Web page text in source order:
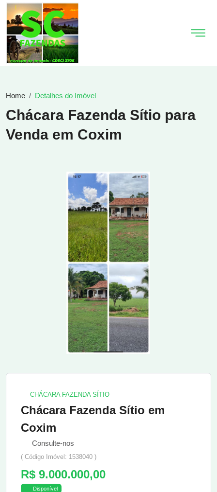
Home Detalhes do Imóvel
Chácara Fazenda Sítio para
Venda em Coxim
CHÁCARA FAZENDA SÍTIO
Chácara Fazenda Sítio em
Coxim
Consulte-nos
( Código Imóvel: 1538040 )
R$ 9.000.000,00
Disponível